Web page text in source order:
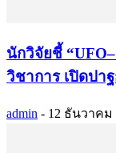
นักวิจัยชี้
วิชาการ เปิดปา
admin - 12 ธันวาคม